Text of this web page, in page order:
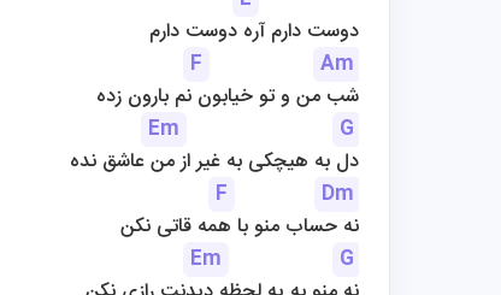
دوست دارم آره دوست دارم
F
Am
شب من و تو خیابون نم بارون زده
Em
G
دل به هیچکی به غیر از من عاشق نده
F
Dm
نه حساب منو با همه قاتی نکن
Em
G